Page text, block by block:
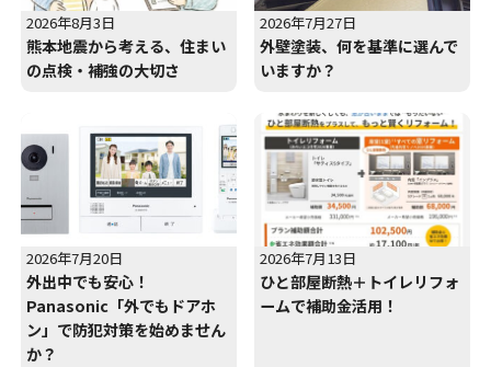
2026年8月3日
熊本地震から考える、住まい
の点検・補強の大切さ
2026年7月27日
外壁塗装、何を基準に選んで
いますか？
2026年7月20日
外出中でも安心！
Panasonic「外でもドアホ
ン」で防犯対策を始めません
か？
2026年7月13日
ひと部屋断熱＋トイレリフォ
ームで補助金活用！